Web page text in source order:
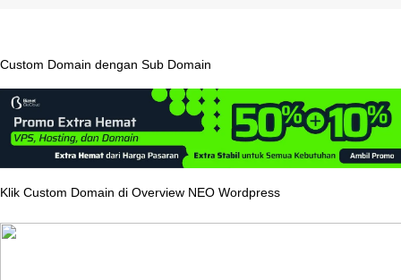
Custom Domain dengan Sub Domain
Klik Custom Domain di Overview NEO Wordpress